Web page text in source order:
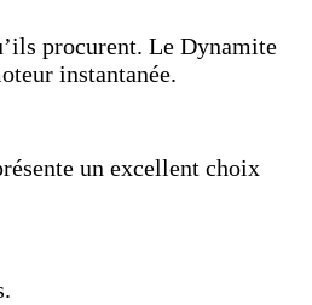
procurent. Le Dynamite
instantanée.
un excellent choix